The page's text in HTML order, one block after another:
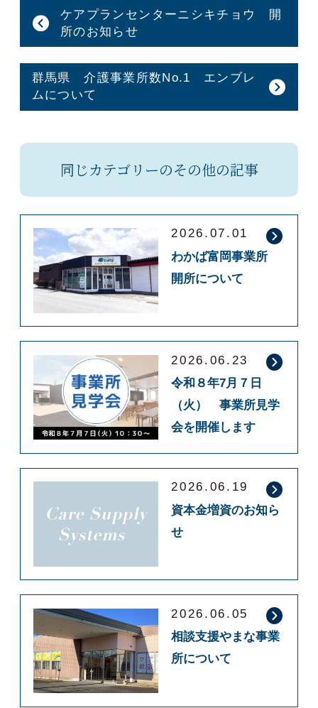
ケアプランセンターニシキチョウ 開
所のお知らせ
群馬県 介護事業所数No.1 エンブレ
ムについて
同じカテゴリーのその他の記事
2026.07.01
わかば富岡事業所
開所について
2026.06.23
令和８年7月７日
（火） 事業所見学
会を開催します
2026.06.19
資本金増資のお知ら
せ
2026.06.05
相談支援やまな事業
所について